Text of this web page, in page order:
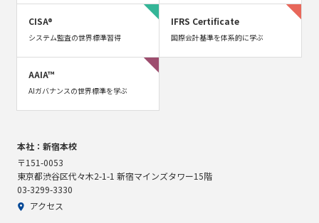
CISA®
システム監査の世界標準習得
IFRS Certificate
国際会計基準を体系的に学ぶ
AAIA™
AIガバナンスの世界標準を学ぶ
本社：新宿本校
〒151-0053
東京都渋谷区代々木2-1-1 新宿マインズタワー15階
03-3299-3330
アクセス